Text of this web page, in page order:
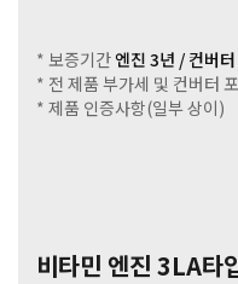
* 보증기간엔진 3년 / 컨버
* 전 제품 부가세 및 컨버터
* 제품 인증사항(일부 상이)
비타민 엔진 3LA타